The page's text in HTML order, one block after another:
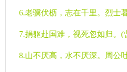
6.老骥伏枥，志在千里。烈士
7.捐躯赴国难，视死忽如归。 (
8.山不厌高，水不厌深。周公